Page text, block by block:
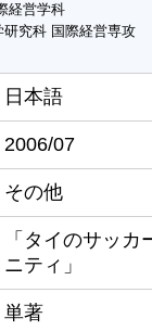
経営学科
究科 国際経営専攻
日本語
2006/07
その他
「タイのサッ
ニティ」
単著